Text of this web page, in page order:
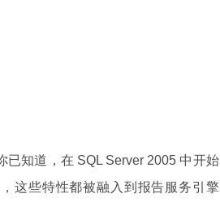
知道，在 SQL Server 2005 中开始
这些特性都被融入到报告服务引擎